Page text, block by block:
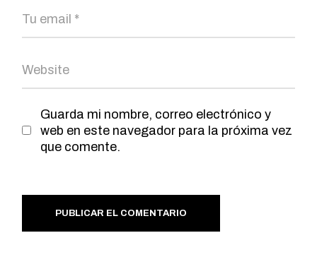
Guarda mi nombre, correo electrónico y
web en este navegador para la próxima vez
que comente.
PUBLICAR EL COMENTARIO